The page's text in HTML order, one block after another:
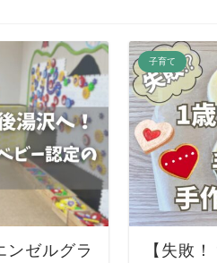
ンゼルグラ
子育て
【失敗